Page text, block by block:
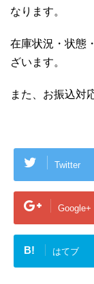
なります。
在庫状況・状態
ざいます。
また、お振込対
Twitter
Google+
B! はてブ